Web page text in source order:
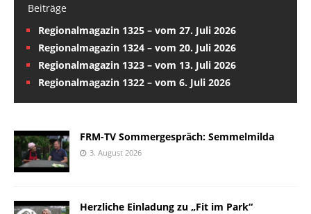
Beiträge
Regionalmagazin 1325 – vom 27. Juli 2026
Regionalmagazin 1324 – vom 20. Juli 2026
Regionalmagazin 1323 – vom 13. Juli 2026
Regionalmagazin 1322 – vom 6. Juli 2026
FRM-TV Sommergespräch: Semmelmilda
3. August 2026
Herzliche Einladung zu „Fit im Park“